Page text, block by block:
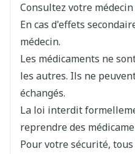
Longueur 166 mm
Profondeur 30 mm
Quantité Du
Paquet
Ingrédients
Actifs
pas de
Consultez votre
En cas d'effets
médecin.
Les médicaments ne
les autres. Ils ne
échangés.
La loi interdit
reprendre des
Pour votre sécurité,